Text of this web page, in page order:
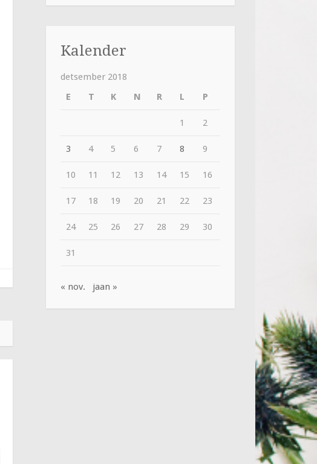
Kalender
detsember 2018
E
T K N R L P
1 2
3 4 5 6 7 8 9
10 11 12 13 14 15 16
17 18 19 20 21 22 23
24 25 26 27 28 29 30
31
« nov. jaan »